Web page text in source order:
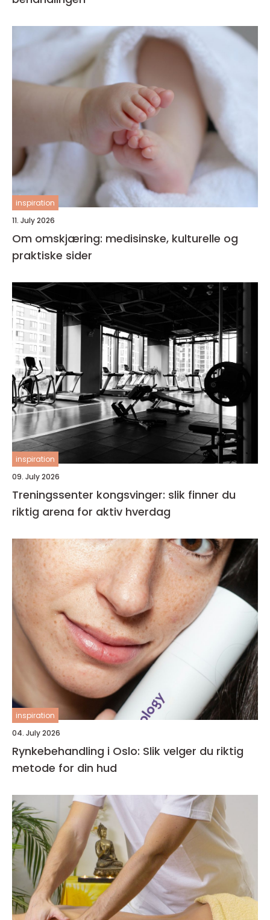
inspiration
11. July 2026
Om omskjæring: medisinske, kulturelle og
praktiske sider
inspiration
09. July 2026
Treningssenter kongsvinger: slik finner du
riktig arena for aktiv hverdag
inspiration
04. July 2026
Rynkebehandling i Oslo: Slik velger du riktig
metode for din hud